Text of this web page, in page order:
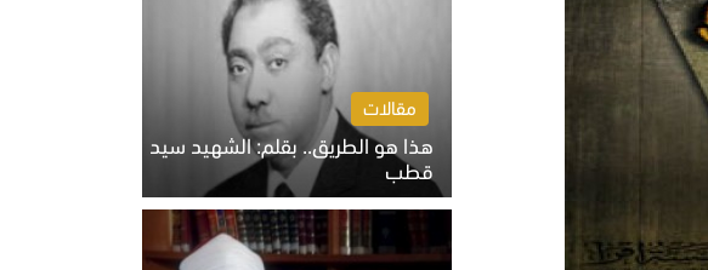
مقالات
هذا هو الطريق.. بقلم: الشهيد سيد
قطب
الخميس 6 أغسطس 2026 10:52 ص